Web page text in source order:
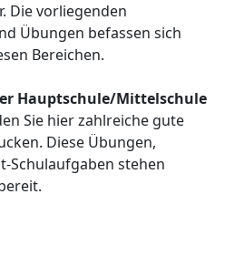
Die vorliegenden
Übungen befassen sich
Bereichen.
Hauptschule/Mittelschule
Sie hier zahlreiche gute
Diese Übungen,
Schulaufgaben stehen